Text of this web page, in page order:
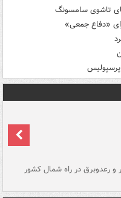
تاشوی سامسونگ
«دفاع جمعی»
و رعدوبرق در راه شمال کشور